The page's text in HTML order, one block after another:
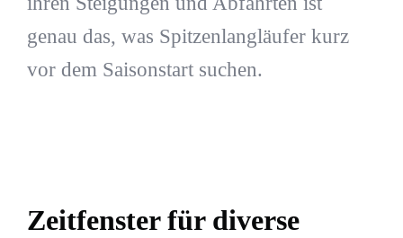
genau das, was Spitzenlangläufer kurz
vor dem Saisonstart suchen.
Zeitfenster für diverse